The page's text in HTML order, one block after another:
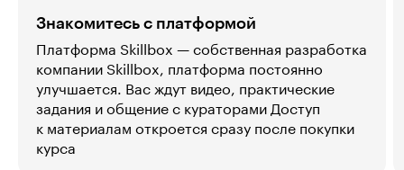
Знакомитесь с платформой
Платформа Skillbox — собственная разработка
компании Skillbox, платформа постоянно
улучшается. Вас ждут видео, практические
задания и общение с кураторами Доступ
к материалам откроется сразу после покупки
курса